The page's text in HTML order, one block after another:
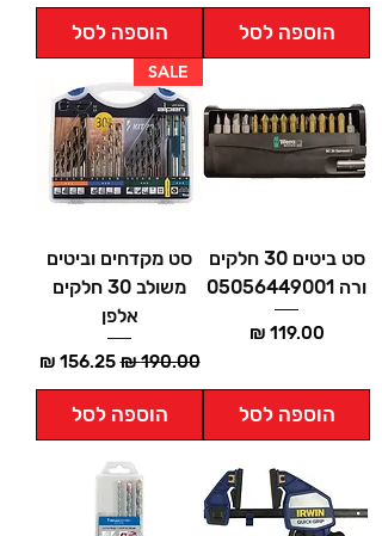
הוספה לסל הוספה לסל
סט ביטים 30 חלקים
ורה 05056449001
מחיר
הוספה לסל
SALE
סט מקדחים וביטים
משולב 30 חלקים
אלפן
מחיר רגיל‏190.00 ‏₪ מחיר מבצע‏156.25 ‏₪
הוספה לסל